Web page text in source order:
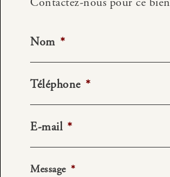
Nom *
Téléphone *
E-mail *
Message *